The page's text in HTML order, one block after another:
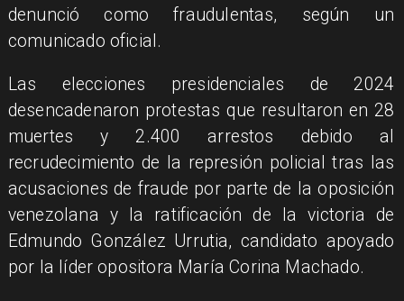
denunció como fraudulentas, según un
comunicado oficial.
Las elecciones presidenciales de 2024
desencadenaron protestas que resultaron en 28
muertes y 2.400 arrestos debido al
recrudecimiento de la represión policial tras las
acusaciones de fraude por parte de la oposición
venezolana y la ratificación de la victoria de
Edmundo González Urrutia, candidato apoyado
por la líder opositora María Corina Machado.